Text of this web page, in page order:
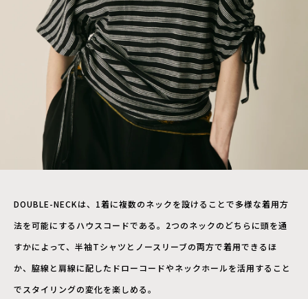
DOUBLE-NECKは、1着に複数のネックを設けることで多様な着用方
法を可能にするハウスコードである。2つのネックのどちらに頭を通
すかによって、半袖Tシャツとノースリーブの両方で着用できるほ
か、脇線と肩線に配したドローコードやネックホールを活用すること
でスタイリングの変化を楽しめる。